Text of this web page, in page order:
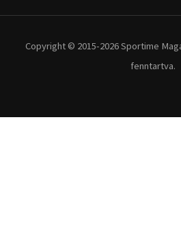
Copyright © 2015-2026 Sportime
fenntartva.